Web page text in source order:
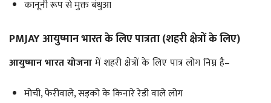
कानूनी रूप से मुक्त बंधुआ
PMJAY आयुष्मान भारत के लिए पात्रता (शहरी क्षेत्रों के लिए)
आयुष्मान भारत योजनामें शहरी क्षेत्रों के लिए पात्र लोग निम्न है–
मोची, फेरीवाले, सड़को के किनारे रेडी वाले लोग